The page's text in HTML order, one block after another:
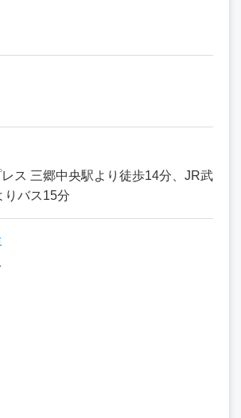
ス 三郷中央駅より徒歩14分、JR武
りバス15分